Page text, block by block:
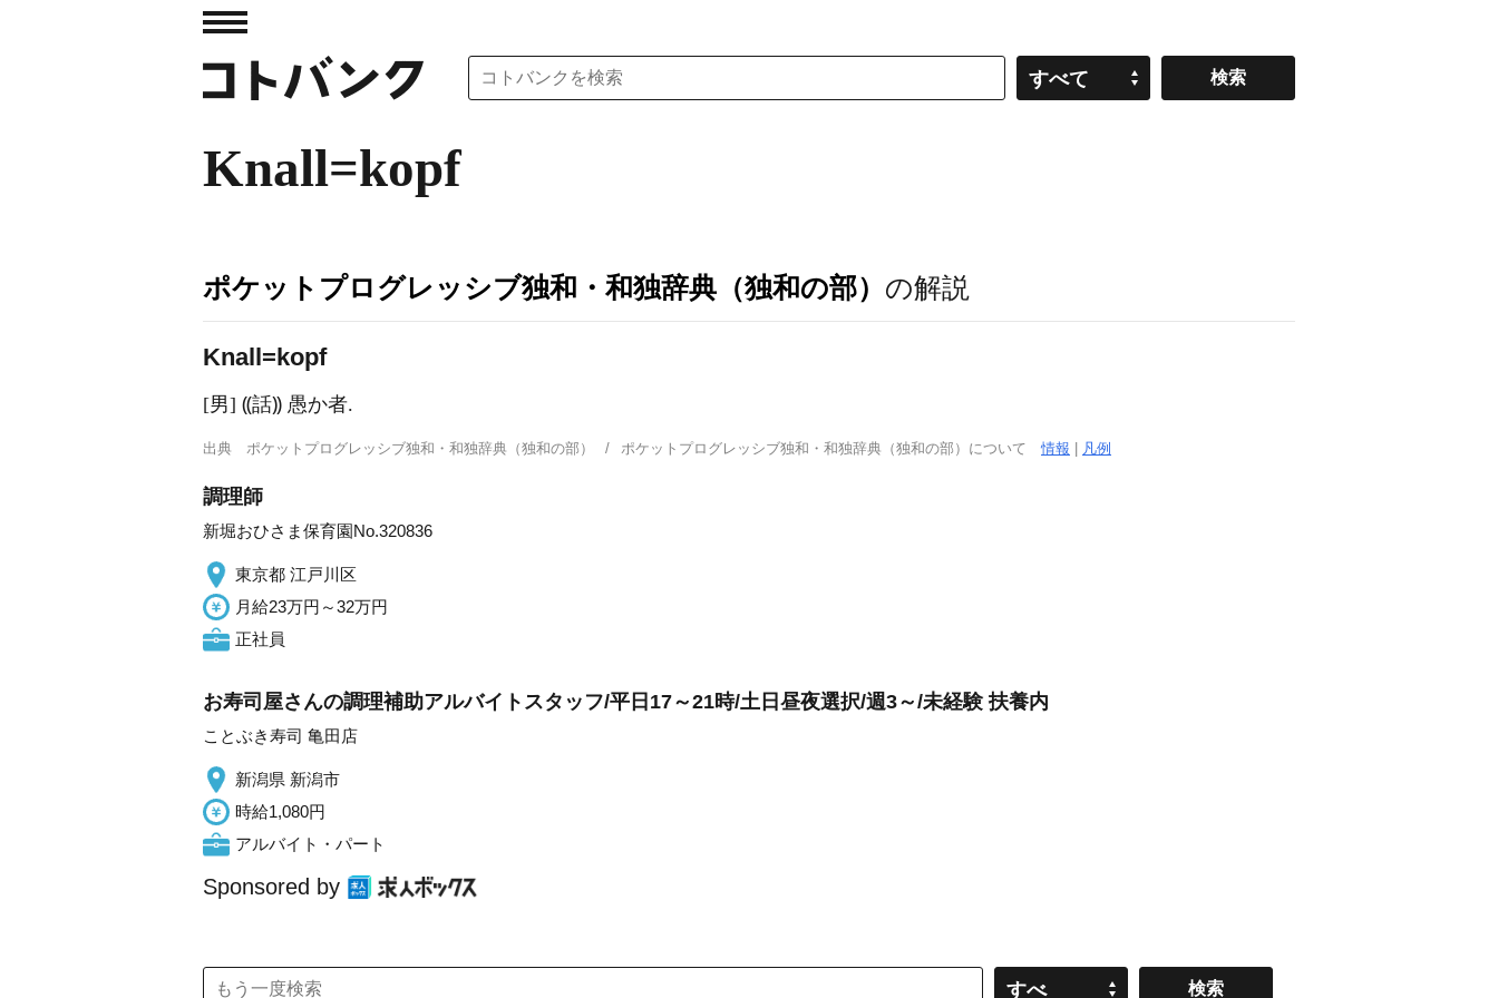
すべて
Knall=kopf
ポケットプログレッシブ独和・和独辞典（独和の部） の解説
Knall=kopf
[男] ⸨話⸩ 愚か者.
出典 ポケットプログレッシブ独和・和独辞典（独和の部） ポケットプログレッシブ独和・和独辞典（独和の部）について情報 凡例
調理師
新堀おひさま保育園No.320836
東京都 江戸川区
月給23万円～32万円
正社員
お寿司屋さんの調理補助アルバイトスタッフ/平日17～21時/土日昼夜選択/週3～/未経験 扶養内
ことぶき寿司 亀田店
新潟県 新潟市
時給1,080円
アルバイト・パート
Sponsored by
すべ